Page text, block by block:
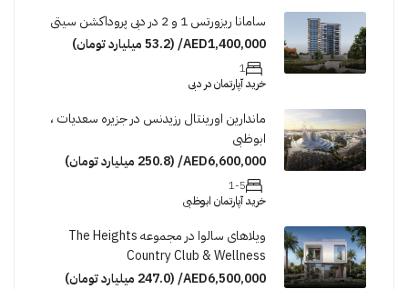
سامانا ریزورتس 1 و 2 در دبی پروداکشن سیتی
AED1,400,000/ (53.2 میلیارد تومان)
1
خرید آپارتمان در دبی
ماندارین اورینتال رزیدنس در جزیره سعدیات ،
ابوظبی
AED6,600,000/ (250.8 میلیارد تومان)
1-5
خرید آپارتمان ابوظبی
ویلاهای سالوا در مجموعه The Heights
Country Club & Wellness
AED6,500,000/ (247.0 میلیارد تومان)